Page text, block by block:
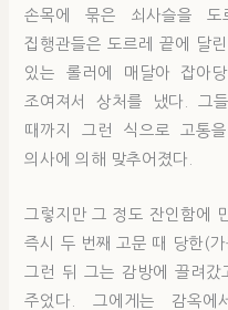
손목에 묶은 쇠사슬을
집행관들은 도르레 끝에 달
있는 롤러에 매달아 잡아
조여져서 상처를 냈다. 그
때까지 그런 식으로 고통
의사에 의해 맞추어졌다.
그렇지만 그 정도 잔인함에
즉시 두 번째 고문 때 당한(
그런 뒤 그는 감방에 끌려갔
주었다. 그에게는 감옥